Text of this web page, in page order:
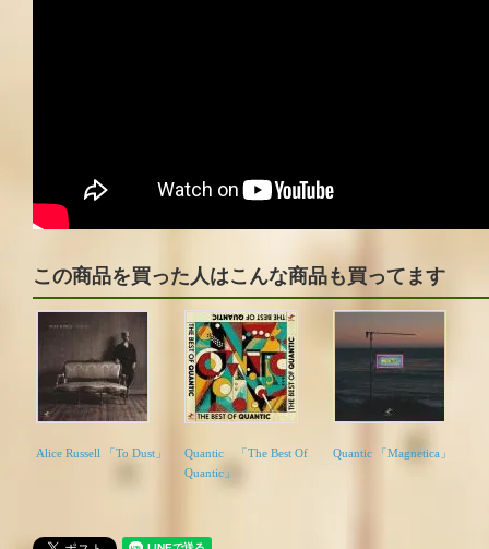
この商品を買った人はこんな商品も買ってます
Alice Russell 「To Dust」
Quantic 「The Best Of
Quantic」
Quantic 「Magnetica」